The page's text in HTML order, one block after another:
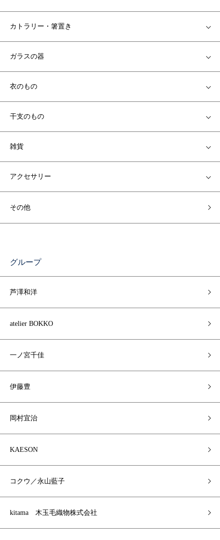
カトラリー・箸置き
ガラスの器
衣のもの
干支のもの
雑貨
アクセサリー
その他
グループ
芦澤和洋
atelier BOKKO
一ノ宮千佳
伊藤豊
岡村宜治
KAESON
コクウ／永山藍子
kitama 木玉毛織物株式会社